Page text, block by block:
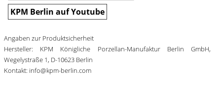
KPM Berlin auf Youtube
Angaben zur Produktsicherheit
Hersteller: KPM Königliche Porzellan-Manufaktur Berlin GmbH,
Wegelystraße 1, D-10623 Berlin
Kontakt: info@kpm-berlin.com